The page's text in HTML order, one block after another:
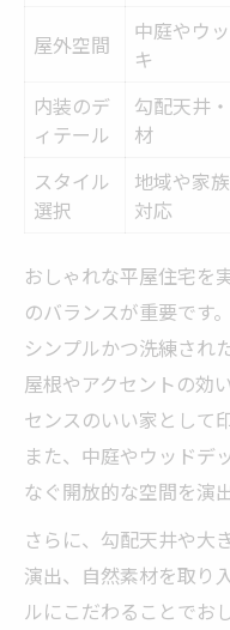
屋外空間
中庭やウ
キ
内装のデ
ィテール
勾配天井
材
スタイル
選択
地域や家
対応
おしゃれな平屋住宅を
のバランスが重要です。
シンプルかつ洗練され
屋根やアクセントの効
センスのいい家として
また、中庭やウッドデ
なぐ開放的な空間を演
さらに、勾配天井や大
演出、自然素材を取り
ルにこだわることでお